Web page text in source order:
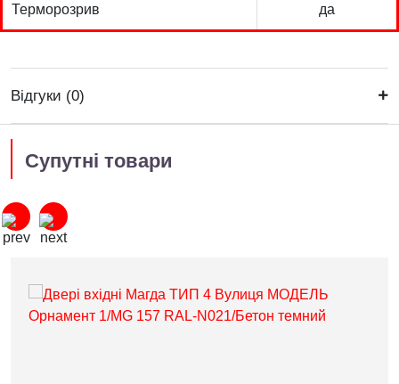
Терморозрив да
Відгуки (0)
Супутні товари